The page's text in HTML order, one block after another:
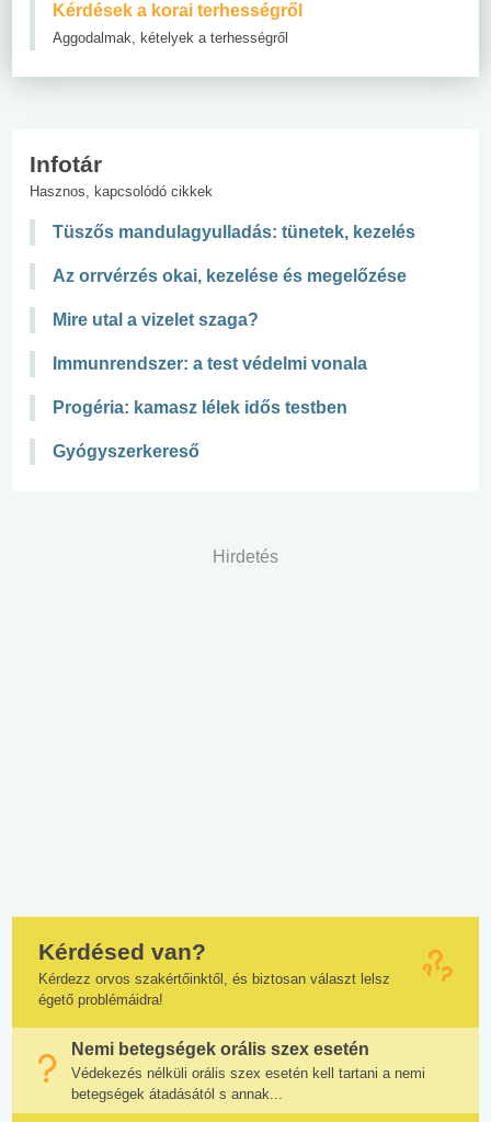
Kérdések a korai terhességről
Aggodalmak, kételyek a terhességről
Infotár
Hasznos, kapcsolódó cikkek
Tüszős mandulagyulladás: tünetek, kezelés
Az orrvérzés okai, kezelése és megelőzése
Mire utal a vizelet szaga?
Immunrendszer: a test védelmi vonala
Progéria: kamasz lélek idős testben
Gyógyszerkereső
Hirdetés
Kérdésed van?
Kérdezz orvos szakértőinktől, és biztosan választ lelsz
égető problémáidra!
Nemi betegségek orális szex esetén
Védekezés nélküli orális szex esetén kell tartani a nemi
betegségek átadásától s annak...